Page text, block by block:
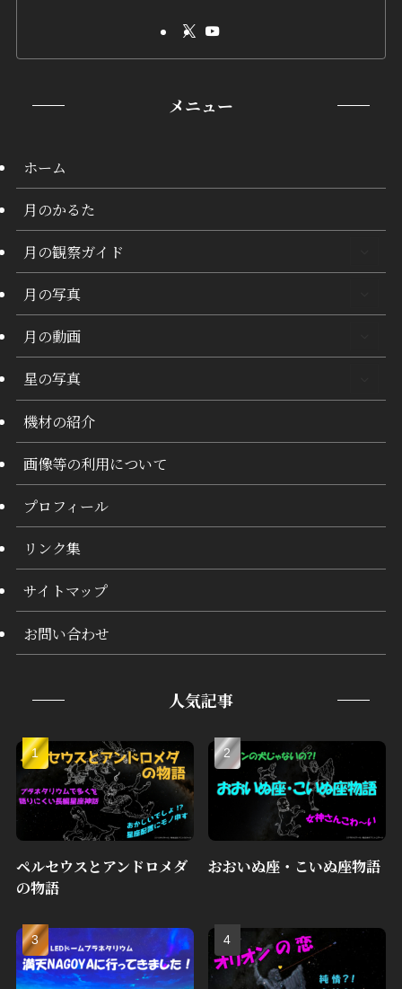
メニュー
ホーム
月のかるた
月の観察ガイド
月の写真
月の動画
星の写真
機材の紹介
画像等の利用について
プロフィール
リンク集
サイトマップ
お問い合わせ
人気記事
ペルセウスとアンドロメダ
の物語
おおいぬ座・こいぬ座物語